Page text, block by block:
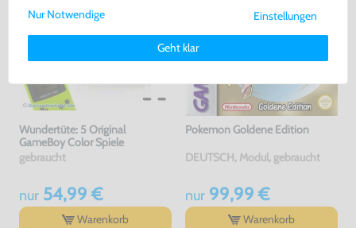
Wundertüte: 5 Original
GameBoy Color Spiele
gebraucht
nur54,99 €
Warenkorb
Pokemon Goldene Edition
DEUTSCH, Modul, gebraucht
nur99,99 €
Warenkorb
Weitere Informationen zu den von uns verwendeten Cookies und
Deinen Rechten als Nutzer findest Du in unsererDaten­schutz­
Impressum.
Einstellungen
Geht klar
Nur Notwendige